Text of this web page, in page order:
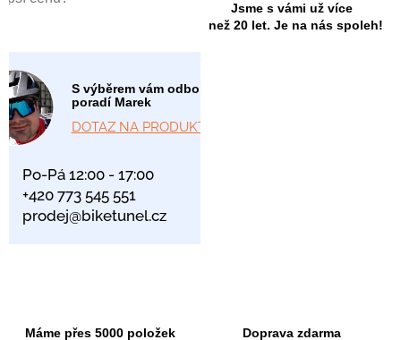
S výběrem vám odborně
poradí Marek
DOTAZ NA PRODUKT
Po-Pá 12:00 - 17:00
+420 773 545 551
prodej@biketunel.cz
Jsme s vámi už více
než 20 let. Je na nás spoleh!
Máme přes 5000 položek
Doprava zdarma